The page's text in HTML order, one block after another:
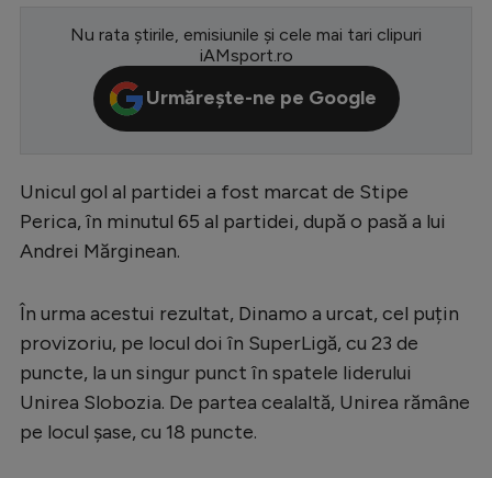
Conference League
CM 2026
Premier League
Serie A
Bundesliga
Campionate
Starurile fotbalului
EURO 2024
Nu rata știrile, emisiunile și cele mai tari clipuri
iAMsport.ro
Urmărește-ne pe Google
Unicul gol al partidei a fost marcat de Stipe
Perica, în minutul 65 al partidei, după o pasă a lui
Andrei Mărginean.
În urma acestui rezultat, Dinamo a urcat, cel puțin
provizoriu, pe locul doi în SuperLigă, cu 23 de
puncte, la un singur punct în spatele liderului
Unirea Slobozia. De partea cealaltă, Unirea rămâne
pe locul șase, cu 18 puncte.